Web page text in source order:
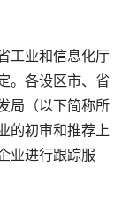
工业和信息化厅
。各设区市、省
局（以下简称所
的初审和推荐上
业进行跟踪服